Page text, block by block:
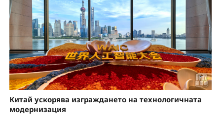
Китай ускорява изграждането на технологичната
модернизация